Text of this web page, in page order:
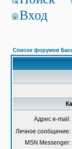
Вход
Список форумов
Адрес e-mail:
Личное сообщение:
MSN Messenger: